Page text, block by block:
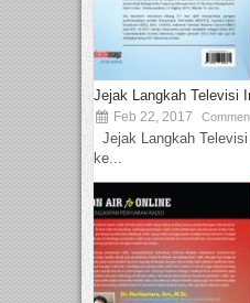
Jejak Langkah Televisi
Feb 22, 2017
Jejak Langkah Televisi
ke...